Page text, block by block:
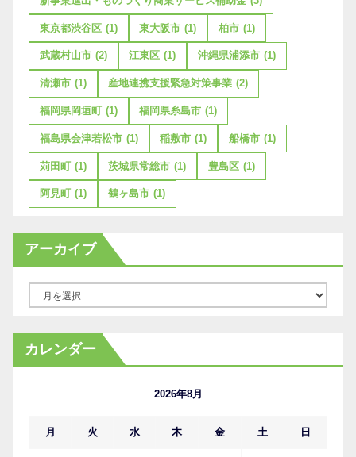
東京都渋谷区 (1) 東大阪市 (1) 柏市 (1)
武蔵村山市 (2) 江東区 (1) 沖縄県浦添市 (1)
清瀬市 (1) 産地連携支援緊急対策事業 (2)
福岡県岡垣町 (1) 福岡県糸島市 (1)
福島県会津若松市 (1) 稲敷市 (1) 船橋市 (1)
苅田町 (1) 茨城県常総市 (1) 豊島区 (1)
阿見町 (1) 鶴ヶ島市 (1)
アーカイブ
カ
イ
カレンダー
2026年8月
月 火 水 木 金 土 日